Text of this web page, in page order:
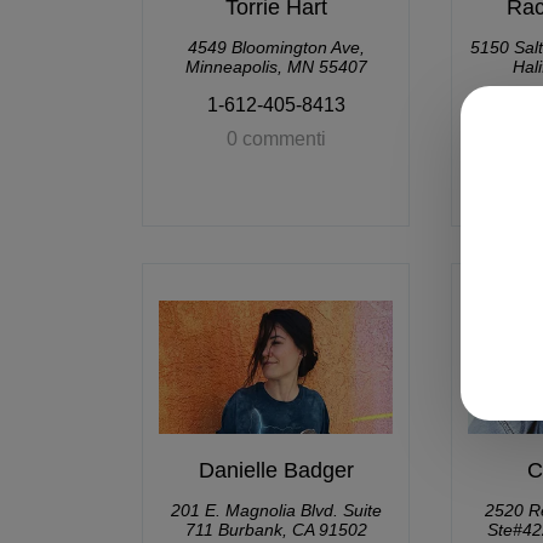
Torrie Hart
4549 Bloomington Ave,
Minneapolis, MN 55407
1-612-405-8413
0 commenti
5150
Danielle Badger
201 E. Magnolia Blvd. Suite
711 Burbank, CA 91502
2520